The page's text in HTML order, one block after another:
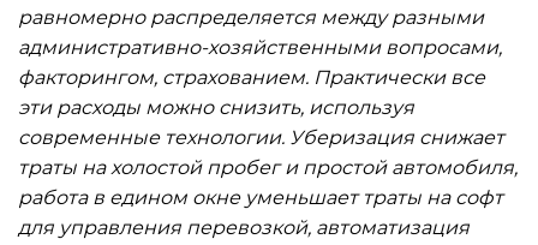
равномерно распределяется между разными
административно-хозяйственными вопросами,
факторингом, страхованием. Практически все
эти расходы можно снизить, используя
современные технологии. Уберизация снижает
траты на холостой пробег и простой автомобиля,
работа в едином окне уменьшает траты на софт
для управления перевозкой, автоматизация